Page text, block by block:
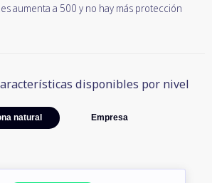
aumenta a 500 y no hay más protección
disponibles por nivel
natural Empresa